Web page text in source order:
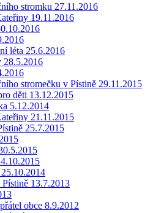
stromku 27.11.2016
19.11.2016
léta 25.6.2016
28.5.2016
stromečku v Pístině 29.11.2015
děti 13.12.2015
5.12.2014
21.11.2015
25.7.2015
13.7.2013
obce 8.9.2012